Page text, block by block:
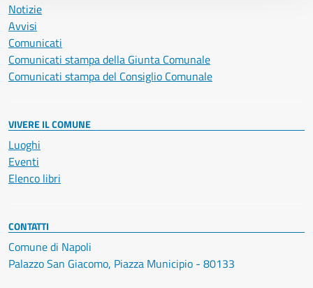
Notizie
Avvisi
Comunicati
Comunicati stampa della Giunta Comunale
Comunicati stampa del Consiglio Comunale
VIVERE IL COMUNE
Luoghi
Eventi
Elenco libri
CONTATTI
Comune di Napoli
Palazzo San Giacomo, Piazza Municipio - 80133